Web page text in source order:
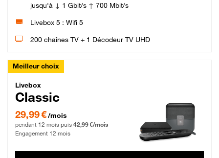
jusqu'à ↓ 1 Gbit/s ↑ 700 Mbit/s
Livebox 5 : Wifi 5
200 chaînes TV + 1 Décodeur TV UHD
Meilleur choix
Livebox Classic Fibre
Livebox
Classic
29,99 € par mois pendant 12 mois puis 42,99 € par mois, Engagement 12 mois
29,99 €/mois
pendant 12 mois puis 42,99 €/mois
Engagement 12 mois